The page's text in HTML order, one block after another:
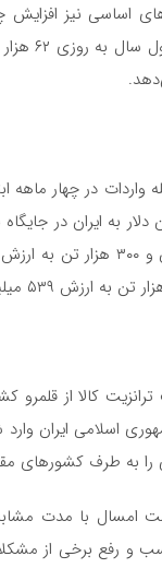
اساسی نیز افزایش
متوسط روزی
در چهار ماهه
تن کالا به ارزش ۴ میلیارد و
کالا از قلمرو
زمینی جمهوری اسلامی
به طرف کشورهای
رفع برخی از